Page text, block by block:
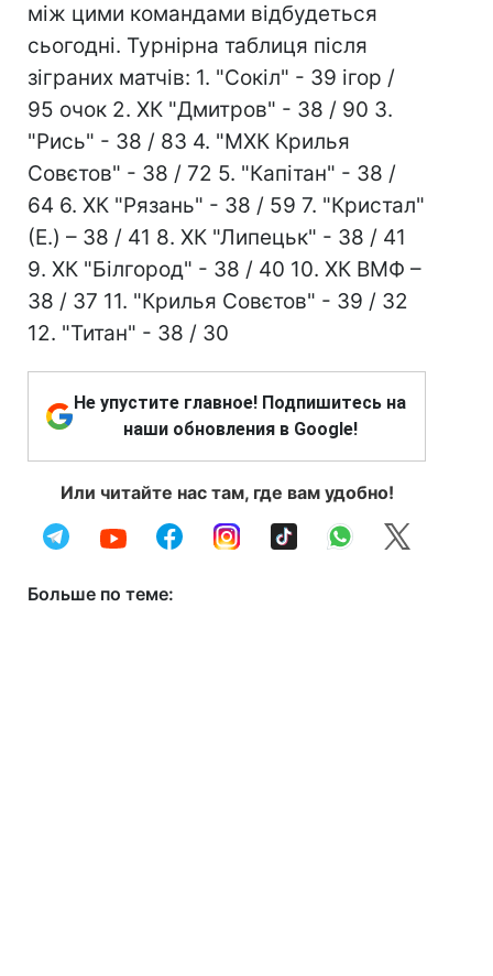
між цими командами відбудеться
сьогодні. Турнірна таблиця після
зіграних матчів: 1. "Сокіл" - 39 ігор /
95 очок 2. ХК "Дмитров" - 38 / 90 3.
"Рись" - 38 / 83 4. "МХК Крилья
Совєтов" - 38 / 72 5. "Капітан" - 38 /
64 6. ХК "Рязань" - 38 / 59 7. "Кристал"
(Е.) – 38 / 41 8. ХК "Липецьк" - 38 / 41
9. ХК "Білгород" - 38 / 40 10. ХК ВМФ –
38 / 37 11. "Крилья Совєтов" - 39 / 32
12. "Титан" - 38 / 30
Не упустите главное! Подпишитесь на
наши обновления в Google!
Или читайте нас там, где вам удобно!
Больше по теме: